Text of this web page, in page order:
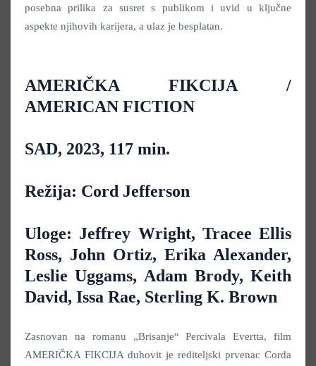
posebna prilika za susret s publikom i uvid u ključne
aspekte njihovih karijera, a ulaz je besplatan.
AMERIČKA FIKCIJA /
AMERICAN FICTION
SAD, 2023, 117 min.
Režija: Cord Jefferson
Uloge: Jeffrey Wright, Tracee Ellis
Ross, John Ortiz, Erika Alexander,
Leslie Uggams, Adam Brody, Keith
David, Issa Rae, Sterling K. Brown
Zasnovan na romanu „Brisanje“ Percivala Evertta, film
AMERIČKA FIKCIJA duhovit je rediteljski prvenac Corda